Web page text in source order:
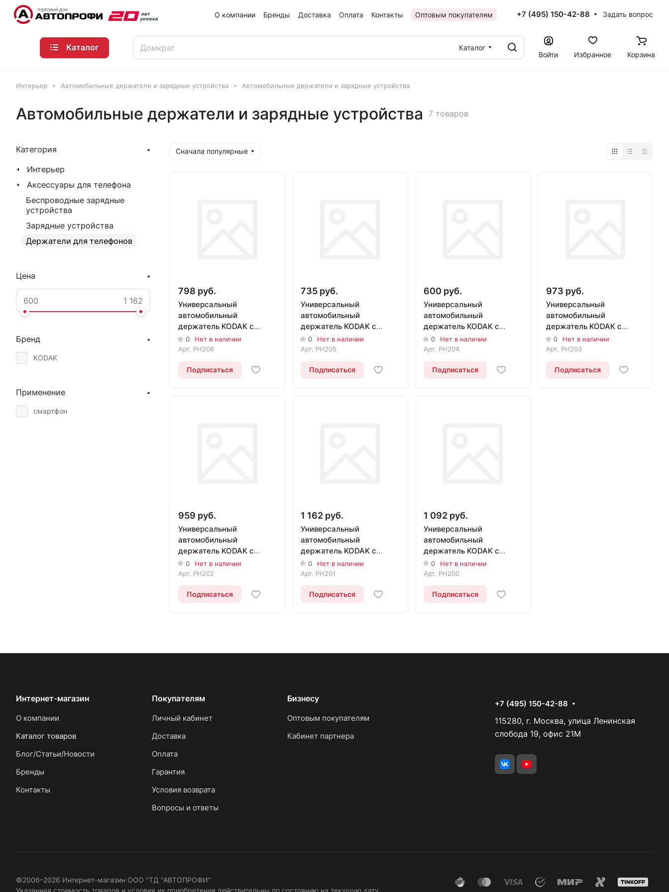
О компании Бренды Доставка Оплата Контакты Оптовым покупателям +7 (495) 150-42-88 Задать вопрос
Каталог
Каталог
Войти
Избранное Корзина
Интерьер Автомобильные держатели и зарядные устройства Автомобильные держатели и зарядные устройства
Автомобильные держатели и зарядные устройства 7 товаров
Сначала популярные
798 руб.
Универсальный
автомобильный
держатель KODAK с
раздвижным фиксатором
PH206
0
Нет в наличии
Арт. PH206
Подписаться
735 руб.
Универсальный
автомобильный
держатель KODAK с
раздвижным фиксатором
PH205
0
Нет в наличии
Арт. PH205
Подписаться
600 руб.
Универсальный
автомобильный
держатель KODAK с
раздвижным фиксатором
PH204
0
Нет в наличии
Арт. PH204
Подписаться
973 руб.
Универсальный
автомобильный
держатель KODAK с
раздвижным фиксатором
PH203
0
Нет в наличии
Арт. PH203
Подписаться
959 руб.
Универсальный
автомобильный
держатель KODAK с
раздвижным фиксатором
PH202
0
Нет в наличии
Арт. PH202
Подписаться
1 162 руб.
Универсальный
автомобильный
держатель KODAK с
раздвижным фиксатором
PH201
0
Нет в наличии
Арт. PH201
Подписаться
1 092 руб.
Универсальный
автомобильный
держатель KODAK с
раздвижным фиксатором
PH200
0
Нет в наличии
Арт. PH200
Подписаться
Категория
Интерьер
Аксессуары для телефона
Беспроводные зарядные
устройства
Зарядные устройства
Держатели для телефонов
Цена
Бренд
KODAK
Применение
смартфон
Интернет-магазин
О компании
Каталог товаров
Блог/Статьи/Новости
Бренды
Контакты
Покупателям
Личный кабинет
Доставка
Оплата
Гарантия
Условия возврата
Вопросы и ответы
Бизнесу
Оптовым покупателям
Кабинет партнера
+7 (495) 150-42-88
115280, г. Москва, улица Ленинская
слобода 19, офис 21М
©2006–2026 Интернет-магазин ООО "ТД "АВТОПРОФИ"
Указанная стоимость товаров и условия их приобретения действительны по состоянию на текущую дату.